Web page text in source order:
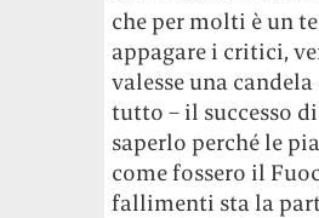
che per molti è un
appagare i critici,
valesse una
tutto – il successo
saperlo perché le
come fossero il
fallimenti sta la